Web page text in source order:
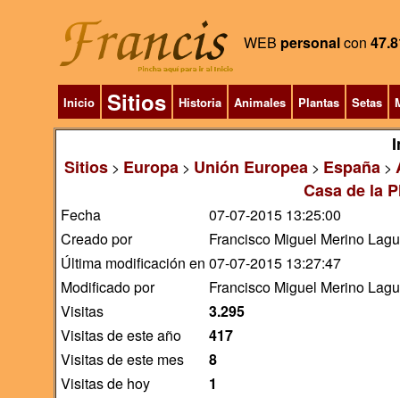
WEB personalcon
Inicio Sitios Historia Animales Plantas Setas
Sitios> Europa> Unión Europea> España>
Casa de la
Fecha
07-07-2015 13:25:00
Creado por
Francisco Miguel Merino
Última modificación en 07-07-2015 13:27:47
Modificado por
Francisco Miguel Merino
Visitas
3.295
Visitas de este año
417
Visitas de este mes
8
Visitas de hoy
1